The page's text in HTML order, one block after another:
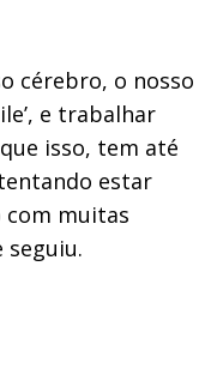
cérebro, o nosso
e trabalhar
isso, tem até
estar
com muitas
seguiu.